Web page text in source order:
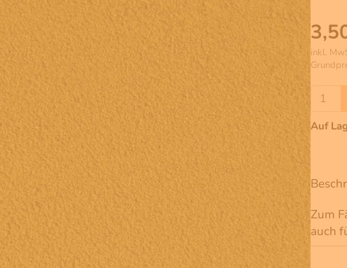
inkl.
Auf
Zum
auch